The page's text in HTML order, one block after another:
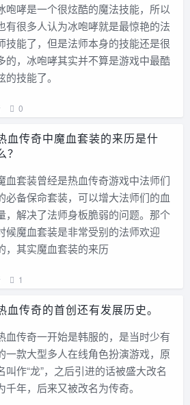
咆哮是一个很炫酷的魔法技能，所以
有很多人认为冰咆哮就是最惊艳的法
技能了，但是法师本身的技能还是很
的，冰咆哮其实并不算是游戏中最酷
的技能了。
0
血传奇中魔血套装的来历是什
？
血套装曾经是热血传奇游戏中法师们
必备保命套装，可以增大法师们的血
，解决了法师身板脆弱的问题。那个
候魔血套装是非常受别的法师欢迎
，其实魔血套装的来历
1
血传奇的首创还有发展历史。
血传奇一开始是韩服的，是当时少有
一款大型多人在线角色扮演游戏，原
叫作“龙”，之后引进的话被盛大改名
千年，后来又被改名为传奇。